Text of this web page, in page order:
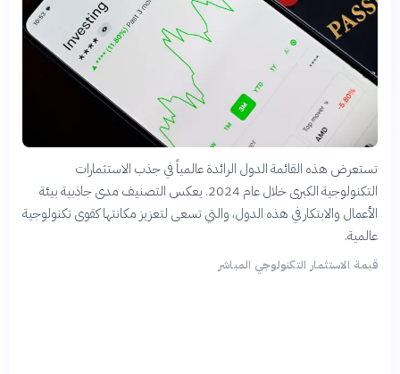
تستعرض هذه القائمة الدول الرائدة عالمياً في جذب الاستثمارات
التكنولوجية الكبرى خلال عام 2024. يعكس التصنيف مدى جاذبية بيئة
الأعمال والابتكار في هذه الدول، والتي تسعى لتعزيز مكانتها كقوى تكنولوجية
عالمية.
قيمة الاستثمار التكنولوجي المباشر